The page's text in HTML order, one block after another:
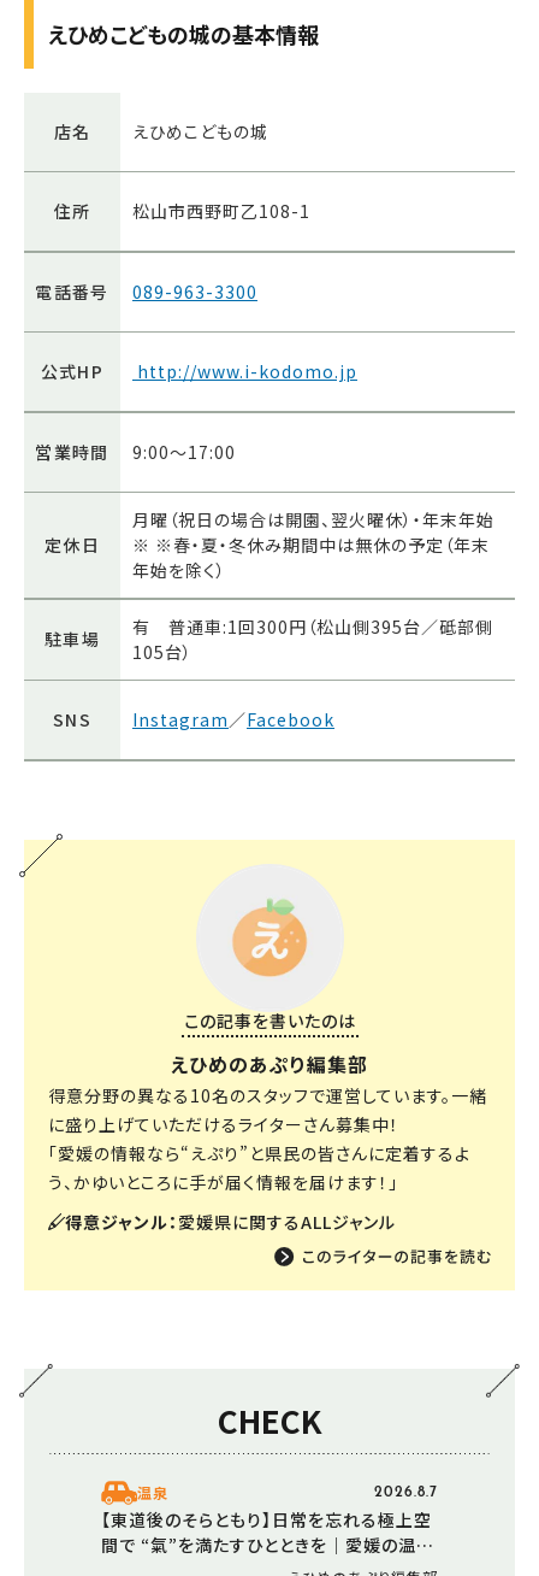
えひめこどもの城の基本情報
店名 えひめこどもの城
住所 松山市西野町乙108-1
電話番号 089-963-3300
公式HP http://www.i-kodomo.jp
営業時間 9:00～17:00
定休日
月曜（祝日の場合は開園、翌火曜休）・年末年始
※ ※春・夏・冬休み期間中は無休の予定（年末
年始を除く）
駐車場
有 普通車:1回300円（松山側395台／砥部側
105台）
SNS Instagram／Facebook
この記事を書いたのは
えひめのあぷり編集部
得意分野の異なる10名のスタッフで運営しています。一緒
に盛り上げていただけるライターさん募集中！
「愛媛の情報なら“えぷり”と県民の皆さんに定着するよ
う、かゆいところに手が届く情報を届けます！」
得意ジャンル： 愛媛県に関するALLジャンル
CHECK
温泉 2026.8.7
【東道後のそらともり】日常を忘れる極上空
間で “氣”を満たすひとときを｜愛媛の温泉